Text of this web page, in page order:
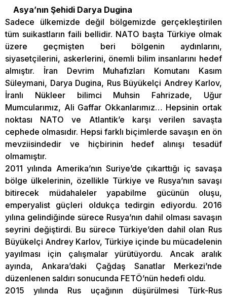
Asya’nın Şehidi Darya Dugina
Sadece ülkemizde değil bölgemizde gerçekleştirilen
tüm suikastların faili bellidir. NATO başta Türkiye olmak
üzere geçmişten beri bölgenin aydınlarını,
siyasetçilerini, askerlerini, önemli bilim insanlarını hedef
almıştır. İran Devrim Muhafızları Komutanı Kasım
Süleymani, Darya Dugina, Rus Büyükelçi Andrey Karlov,
İranlı Nükleer bilimci Muhsin Fahrizade, Uğur
Mumcularımız, Ali Gaffar Okkanlarımız… Hepsinin ortak
noktası NATO ve Atlantik’e karşı verilen savaşta
cephede olmasıdır. Hepsi farklı biçimlerde savaşın en ön
mevziisindedir ve hiçbirinin hedef alınışı tesadüf
olmamıştır.
2011 yılında Amerika’nın Suriye’de çıkarttığı iç savaşa
bölge ülkelerinin, özellikle Türkiye ve Rusya’nın savaşı
bitirecek müdahaleler yapabilme gücünün oluşu,
emperyalist güçleri oldukça tedirgin ediyordu. 2016
yılına gelindiğinde sürece Rusya’nın dahil olması savaşın
seyrini değiştirdi. Bu sürece Türkiye’den dahil olan Rus
Büyükelçi Andrey Karlov, Türkiye içinde bu mücadelenin
yayılması için çalışmalar yürütüyordu. Ancak aralık
ayında, Ankara’daki Çağdaş Sanatlar Merkezi’nde
düzenlenen saldırı sonucunda FETÖ’nün hedefi oldu.
2015 yılında Rus uçağının düşürülmesi Türk-Rus